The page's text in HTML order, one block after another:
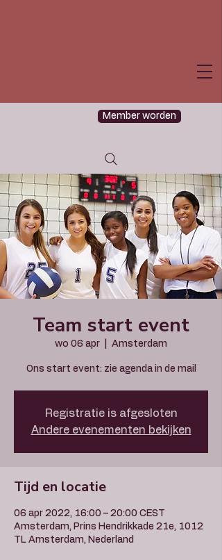
Member worden
Team start event
wo 06 apr Amsterdam
Ons start event: zie agenda in de mail
Registratie is afgesloten
Andere evenementen bekijken
Tijd en locatie
06 apr 2022, 16:00 – 20:00 CEST
Amsterdam, Prins Hendrikkade 21e, 1012
TL Amsterdam, Nederland